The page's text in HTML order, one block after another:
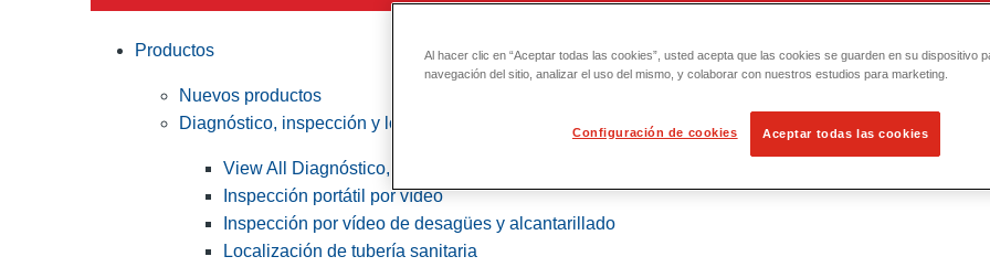
Productos
Nuevos productos
Diagnóstico, inspección y localización
View All Diagnóstico, inspección y localización
Inspección portátil por vídeo
Inspección por vídeo de desagües y alcantarillado
Localización de tubería sanitaria
Al hacer clic en “Aceptar todas las cookies”, usted acepta que las cookies se guarden en su dispositivo
navegación del sitio, analizar el uso del mismo, y colaborar con nuestros estudios para marketing.
Configuración de cookies Aceptar todas las cookies